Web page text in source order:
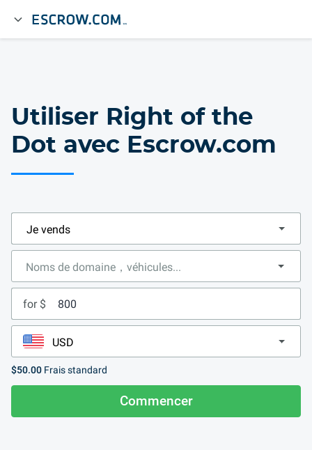
Utiliser Right of the
Dot avec Escrow.com
for $
$50.00 Frais standard
Commencer